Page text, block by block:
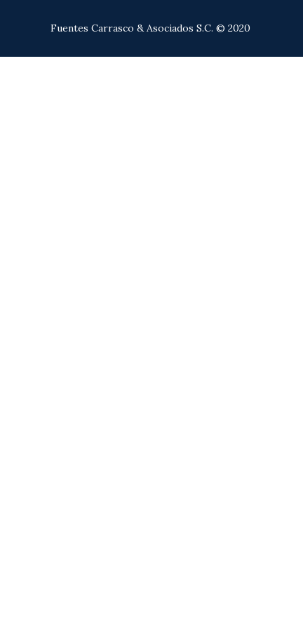
Fuentes Carrasco & Asociados S.C. © 2020